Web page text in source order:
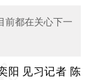
前都在关心下一
阳 见习记者 陈